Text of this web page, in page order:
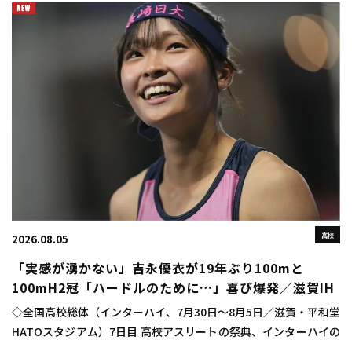
高校
2026.08.05
「実感が湧かない」吉永優衣が19年ぶり100mと
100mH2冠「ハードルのために…」喜び爆発／滋賀IH
◇全国高校総体（インターハイ、7月30日～8月5日／滋賀・平和堂
HATOスタジアム）7日目 高校アスリートの祭典、インターハイの